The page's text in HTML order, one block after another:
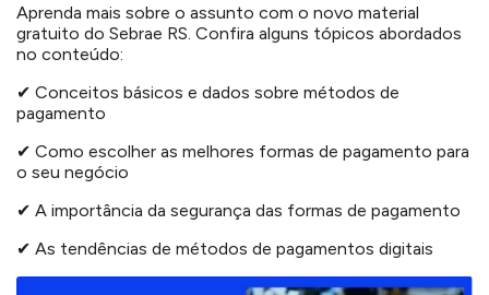
Aprenda mais sobre o assunto com o novo material
gratuito do Sebrae RS. Confira alguns tópicos abordados
no conteúdo:
✔ Conceitos básicos e dados sobre métodos de
pagamento
✔ Como escolher as melhores formas de pagamento para
o seu negócio
✔ A importância da segurança das formas de pagamento
✔ As tendências de métodos de pagamentos digitais